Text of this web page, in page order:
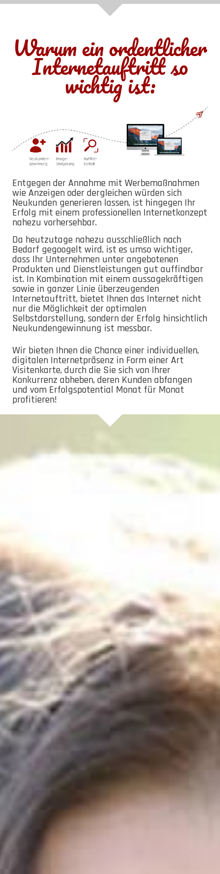
Warum ein ordentlicher
Internetauftritt so
wichtig ist:
Entgegen der Annahme mit Werbemaßnahmen
wie Anzeigen oder dergleichen würden sich
Neukunden generieren lassen, ist hingegen Ihr
Erfolg mit einem professionellen Internetkonzept
nahezu vorhersehbar.
Da heutzutage nahezu ausschließlich nach
Bedarf gegoogelt wird, ist es umso wichtiger,
dass Ihr Unternehmen unter angebotenen
Produkten und Dienstleistungen gut auffindbar
ist. In Kombination mit einem aussagekräftigen
sowie in ganzer Linie überzeugenden
Internetauftritt, bietet Ihnen das Internet nicht
nur die Möglichkeit der optimalen
Selbstdarstellung, sondern der Erfolg hinsichtlich
Neukundengewinnung ist messbar.
Wir bieten Ihnen die Chance einer individuellen,
digitalen Internetpräsenz in Form einer Art
Visitenkarte, durch die Sie sich von Ihrer
Konkurrenz abheben, deren Kunden abfangen
und vom Erfolgspotential Monat für Monat
profitieren!